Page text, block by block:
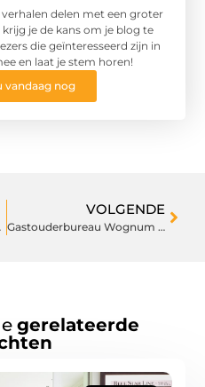
delen met een groter
je de kans om je blog te
die geïnteresseerd zijn in
en laat je stem horen!
vandaag nog
VOLGENDE
Gastouderbureau Wognum helpt je om de perfecte match te vinden voor jouw kinderen
gerelateerde